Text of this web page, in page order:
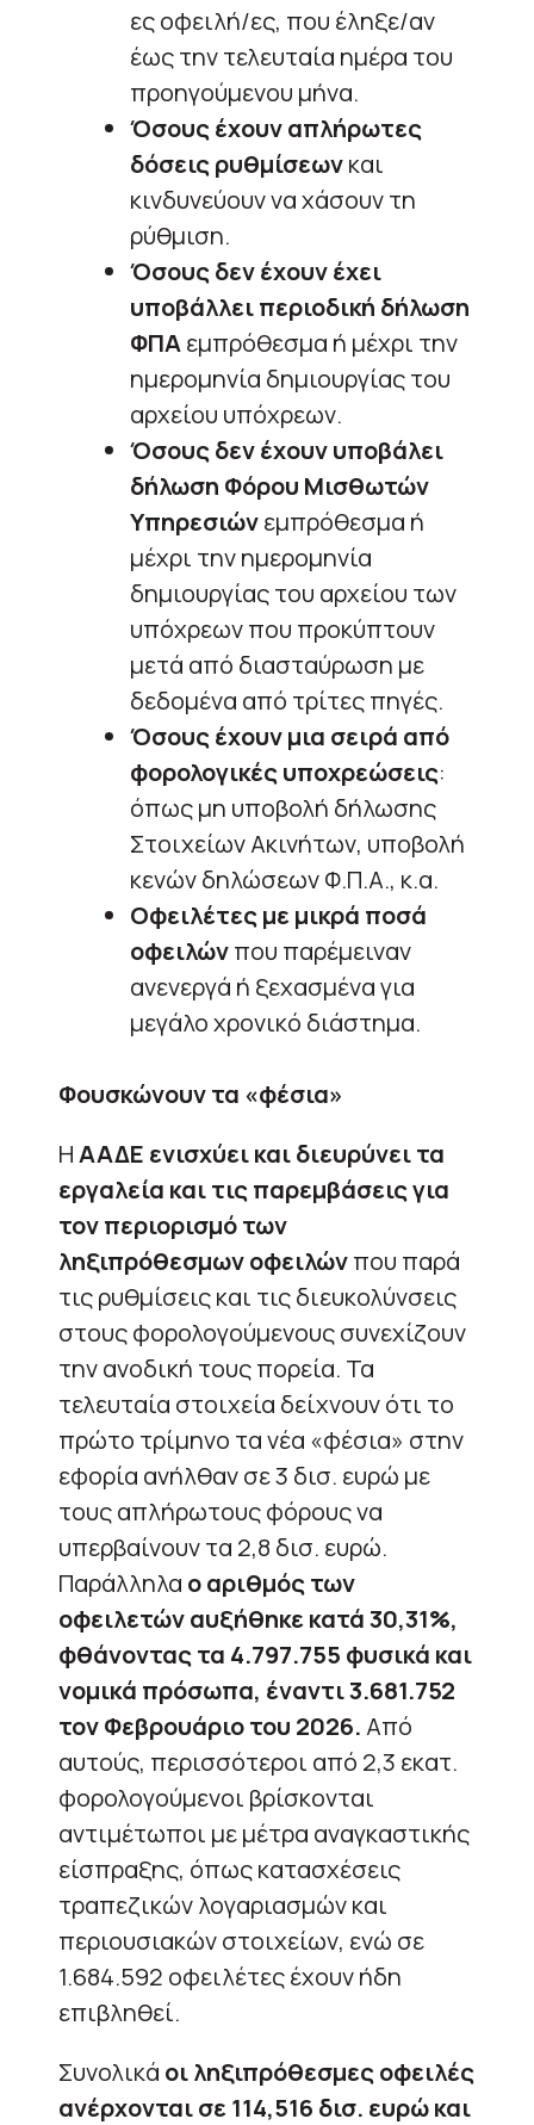
ες οφειλή/ες, που έληξε/αν
έως την τελευταία ημέρα του
προηγούμενου μήνα.
Όσους έχουν απλήρωτες
δόσεις ρυθμίσεωνκαι
κινδυνεύουν να χάσουν τη
ρύθμιση.
Όσους δεν έχουν έχει
υποβάλλει περιοδική δήλωση
ΦΠΑεμπρόθεσμα ή μέχρι την
ημερομηνία δημιουργίας του
αρχείου υπόχρεων.
Όσους δεν έχουν υποβάλει
δήλωση Φόρου Μισθωτών
Υπηρεσιώνεμπρόθεσμα ή
μέχρι την ημερομηνία
δημιουργίας του αρχείου των
υπόχρεων που προκύπτουν
μετά από διασταύρωση με
δεδομένα από τρίτες πηγές.
Όσους έχουν μια σειρά από
φορολογικές υποχρεώσεις:
όπως μη υποβολή δήλωσης
Στοιχείων Ακινήτων, υποβολή
κενών δηλώσεων Φ.Π.Α., κ.α.
Οφειλέτες με μικρά ποσά
οφειλώνπου παρέμειναν
ανενεργά ή ξεχασμένα για
μεγάλο χρονικό διάστημα.
Φουσκώνουν τα «φέσια»
ΗΑΑΔΕ ενισχύει και διευρύνει τα
εργαλεία και τις παρεμβάσεις για
τον περιορισμό των
ληξιπρόθεσμων οφειλώνπου παρά
τις ρυθμίσεις και τις διευκολύνσεις
στους φορολογούμενους συνεχίζουν
την ανοδική τους πορεία. Τα
τελευταία στοιχεία δείχνουν ότι το
πρώτο τρίμηνο τα νέα «φέσια» στην
εφορία ανήλθαν σε 3 δισ. ευρώ με
τους απλήρωτους φόρους να
υπερβαίνουν τα 2,8 δισ. ευρώ.
Παράλληλα ο αριθμός των
οφειλετών αυξήθηκε κατά 30,31%,
φθάνοντας τα 4.797.755 φυσικά και
νομικά πρόσωπα, έναντι 3.681.752
τον Φεβρουάριο του 2026. Από
αυτούς, περισσότεροι από 2,3 εκατ.
φορολογούμενοι βρίσκονται
αντιμέτωποι με μέτρα αναγκαστικής
είσπραξης, όπως κατασχέσεις
τραπεζικών λογαριασμών και
περιουσιακών στοιχείων, ενώ σε
1.684.592 οφειλέτες έχουν ήδη
επιβληθεί.
Συνολικά οι ληξιπρόθεσμες οφειλές
ανέρχονται σε 114,516 δισ. ευρώ και